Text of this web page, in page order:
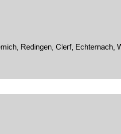
Redingen, Clerf, Echternach,